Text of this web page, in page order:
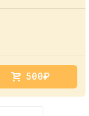
500руб.